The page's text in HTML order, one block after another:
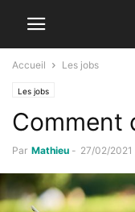
Accueil Les jobs
Les jobs
Comment
Par Mathieu - 27/02/2021